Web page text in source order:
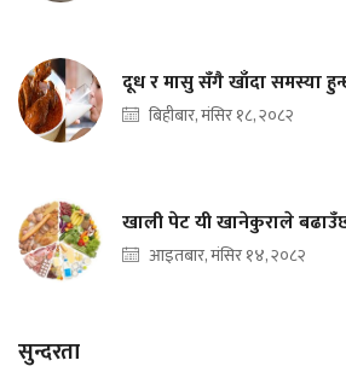
दूध र मासु सँगै खाँदा समस्या
बिहीबार, मंसिर १८, २०८२
खाली पेट यी खानेकुराले
आइतबार, मंसिर १४, २०८२
सुन्दरता